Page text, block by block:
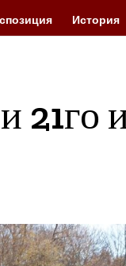
История
21го